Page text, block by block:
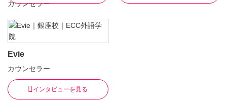
カウンセラー
Evie
カウンセラー
インタビューを見る